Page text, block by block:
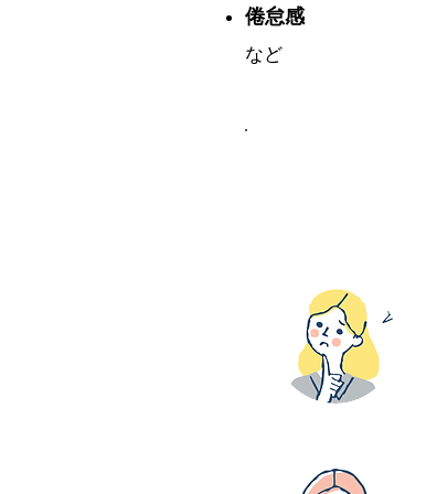
倦怠感
など